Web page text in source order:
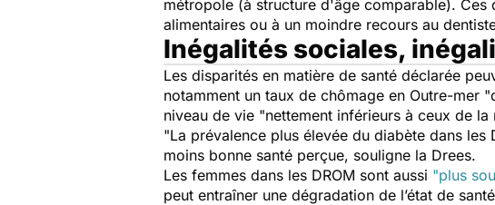
métropole (à structure d'âge comparable).
alimentaires ou à un moindre recours au
Inégalités sociales,
Les disparités en matière de santé déclarée
notamment un taux de chômage en Outre-mer
niveau de vie "nettement inférieurs à ceux de
"La prévalence plus élevée du diabète dans
moins bonne santé perçue, souligne la Drees.
Les femmes dans les DROM sont aussi "plus
peut entraîner une dégradation de l’état de